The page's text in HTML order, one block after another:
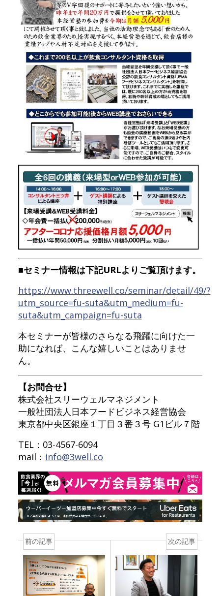
■セミナー情報は下記URLよりご覧頂けます。
https://www.threewell.co/seminar/detail/49/?
utm_source=fu-suta&utm_medium=fu-
suta&utm_campaign=fu-suta
本セミナーが皆様のさらなる飛躍に向けた一
助になれば、こんな嬉しいことはありませ
ん。
【お問合せ】
株式会社スリーウェルマネジメント
一般社団法人日本フードビジネス経営協会
東京都中央区銀座１丁目３番３号 G1ビル７階
TEL：03-4567-6094
mail： info@3well.co
前の記事 次の記事